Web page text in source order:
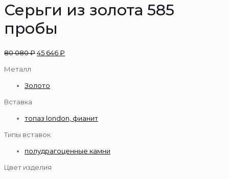
Серьги из золота 585
пробы
80 080₽45 646₽
Металл
Золото
Вставка
топаз london, фианит
Типы вставок
полудрагоценные камни
Цвет изделия